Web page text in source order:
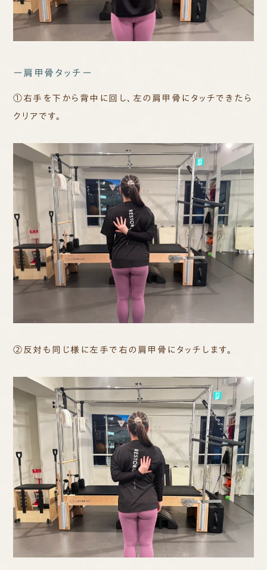
ー肩甲骨タッチー
①右手を下から背中に回し、左の肩甲骨にタッチできたら
クリアです。
②反対も同じ様に左手で右の肩甲骨にタッチします。